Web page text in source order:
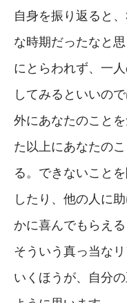
自身を振り返ると
な時期だったなと
にとらわれず、一
してみるといいの
外にあなたのこと
た以上にあなたの
る。できないこと
したり、他の人に
かに喜んでもらえ
そういう真っ当な
いくほうが、自分